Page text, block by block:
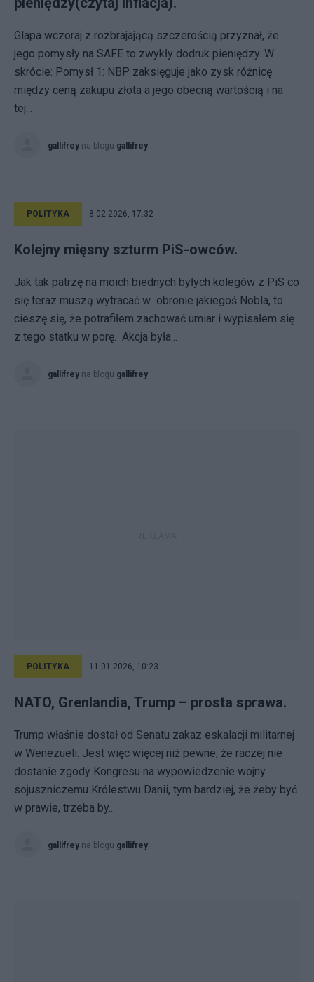
Glapa wczoraj z rozbrajającą szczerością przyznał, że
jego pomysły na SAFE to zwykły dodruk pieniędzy. W
skrócie: Pomysł 1: NBP zaksięguje jako zysk różnicę
między ceną zakupu złota a jego obecną wartością i na
tej...
gallifrey na blogu gallifrey
POLITYKA 8.02.2026, 17:32
Kolejny mięsny szturm PiS-owców.
Jak tak patrzę na moich biednych byłych kolegów z PiS co
się teraz muszą wytracać w obronie jakiegoś Nobla, to
cieszę się, że potrafiłem zachować umiar i wypisałem się
z tego statku w porę. Akcja była...
gallifrey na blogu gallifrey
POLITYKA 11.01.2026, 10:23
NATO, Grenlandia, Trump – prosta sprawa.
Trump właśnie dostał od Senatu zakaz eskalacji militarnej
w Wenezueli. Jest więc więcej niż pewne, że raczej nie
dostanie zgody Kongresu na wypowiedzenie wojny
sojuszniczemu Królestwu Danii, tym bardziej, że żeby być
w prawie, trzeba by...
gallifrey na blogu gallifrey